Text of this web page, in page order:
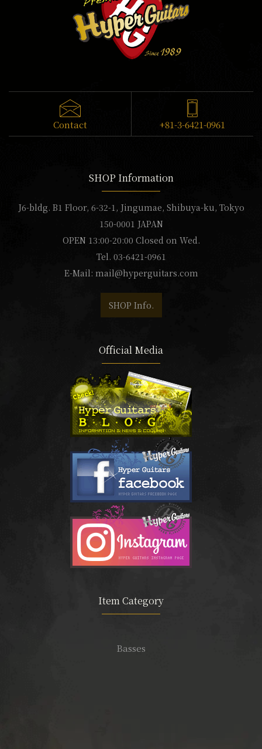
Contact +81-3-6421-0961
SHOP Information
J6-bldg. B1 Floor, 6-32-1, Jingumae, Shibuya-ku, Tokyo
150-0001 JAPAN
OPEN 13:00-20:00 Closed on Wed.
Tel. 03-6421-0961
E-Mail: mail@hyperguitars.com
SHOP Info.
Official Media
Item Category
Basses